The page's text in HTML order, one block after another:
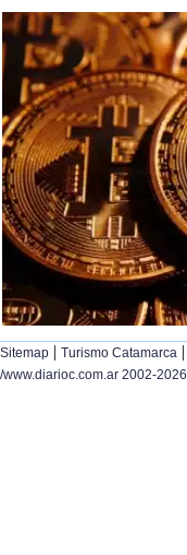
Sitemap | Turismo Catamarca |
/www.diarioc.com.ar 2002-2026